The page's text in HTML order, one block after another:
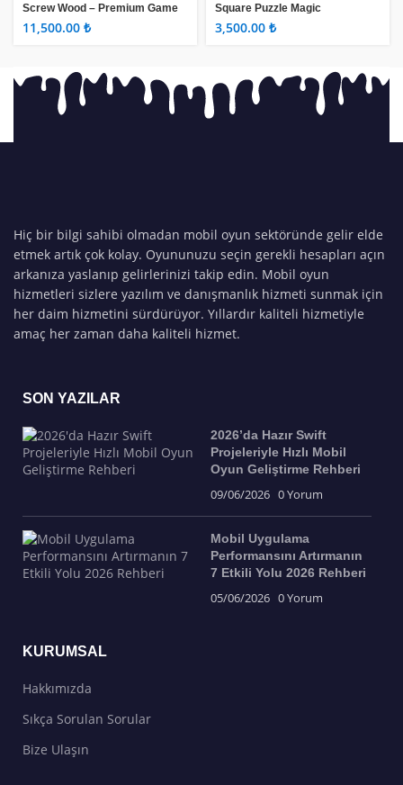
Screw Wood – Premium Game
₺
Square Puzzle Magic
₺
Hiç bir bilgi sahibi olmadan mobil oyun sektöründe gelir elde
etmek artık çok kolay. Oyununuzu seçin gerekli hesapları açın
arkanıza yaslanıp gelirlerinizi takip edin. Mobil oyun
hizmetleri sizlere yazılım ve danışmanlık hizmeti sunmak için
her daim hizmetini sürdürüyor. Yıllardır kaliteli hizmetiyle
amaç her zaman daha kaliteli hizmet.
SON YAZILAR
2026’da Hazır Swift
Projeleriyle Hızlı Mobil
Oyun Geliştirme Rehberi
09/06/2026 0 Yorum
Mobil Uygulama
Performansını Artırmanın
7 Etkili Yolu 2026 Rehberi
05/06/2026 0 Yorum
KURUMSAL
Hakkımızda
Sıkça Sorulan Sorular
Bize Ulaşın